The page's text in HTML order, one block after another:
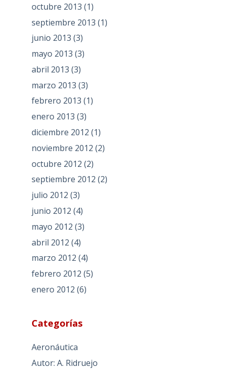
octubre 2013 (1)
septiembre 2013 (1)
junio 2013 (3)
mayo 2013 (3)
abril 2013 (3)
marzo 2013 (3)
febrero 2013 (1)
enero 2013 (3)
diciembre 2012 (1)
noviembre 2012 (2)
octubre 2012 (2)
septiembre 2012 (2)
julio 2012 (3)
junio 2012 (4)
mayo 2012 (3)
abril 2012 (4)
marzo 2012 (4)
febrero 2012 (5)
enero 2012 (6)
Categorías
Aeronáutica
Autor: A. Ridruejo